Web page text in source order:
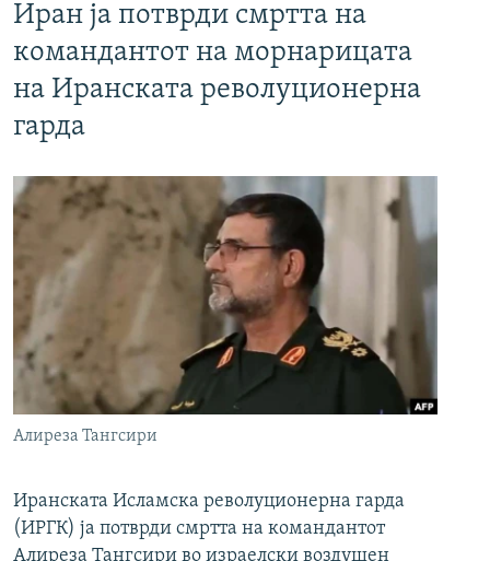
Иран ја потврди смртта на
командантот на морнарицата
на Иранската револуционерна
гарда
Алиреза Тангсири
Иранската Исламска револуционерна гарда
(ИРГК) ја потврди смртта на командантот
Алиреза Тангсири во израелски воздушен